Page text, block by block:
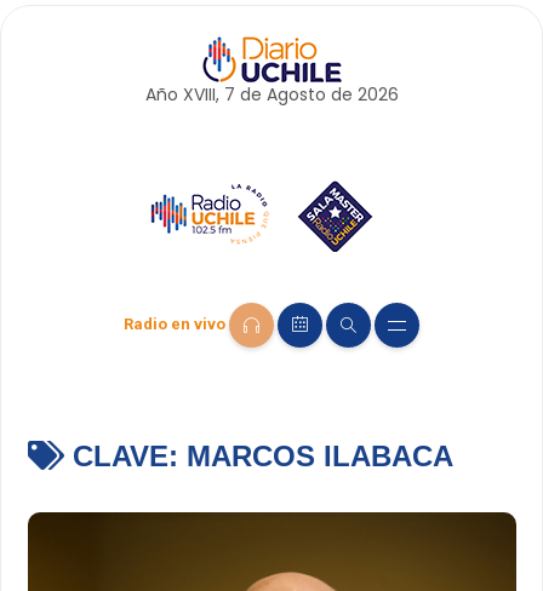
Año XVIII, 7 de Agosto de 2026
Radio en vivo
CLAVE: MARCOS ILABACA